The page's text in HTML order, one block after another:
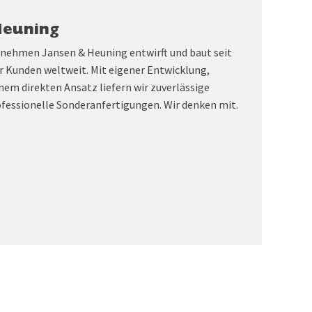
Jansen & Heuning entwirft und baut seit
Kunden weltweit. Mit eigener Entwicklung,
direkten Ansatz liefern wir zuverlässige
Sonderanfertigungen. Wir denken mit.